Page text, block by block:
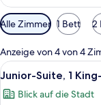
Verfügbare
Filter
für
Zimmer
Alle Zimmer 1 Bett 2
Anzeige von 4 von 4
Alle
Fotos
für
5
Junior-Suite, 1
Blick auf die Stadt